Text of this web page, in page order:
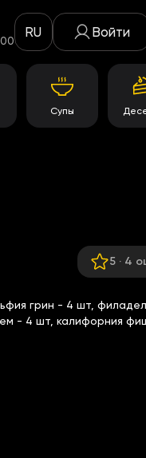
RU Войти
Супы
5· 4
грин - 4 шт,
- 4 шт, калифорния